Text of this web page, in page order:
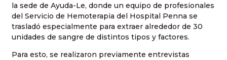
la sede de Ayuda-Le, donde un equipo de profesionales
del Servicio de Hemoterapia del Hospital Penna se
trasladó especialmente para extraer alrededor de 30
unidades de sangre de distintos tipos y factores.
Para esto, se realizaron previamente entrevistas